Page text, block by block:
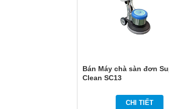
Bán Máy chà sàn đơn
Clean SC13
CHI TIẾT